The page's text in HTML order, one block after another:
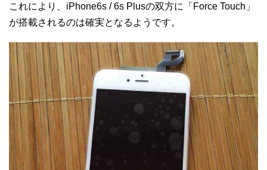
これにより、iPhone6s / 6s Plusの双方に「Force Touch」
が搭載されるのは確実となるようです。